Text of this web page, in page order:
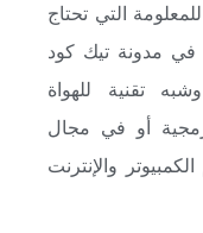
التي تحتاج
في مدونة تيك كود
تقنية للهواة
أو في مجال
والإنترنت